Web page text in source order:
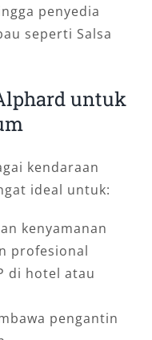
penyedia
seperti Salsa
untuk
kendaraan
ideal untuk:
kenyamanan
profesional
di hotel atau
pengantin